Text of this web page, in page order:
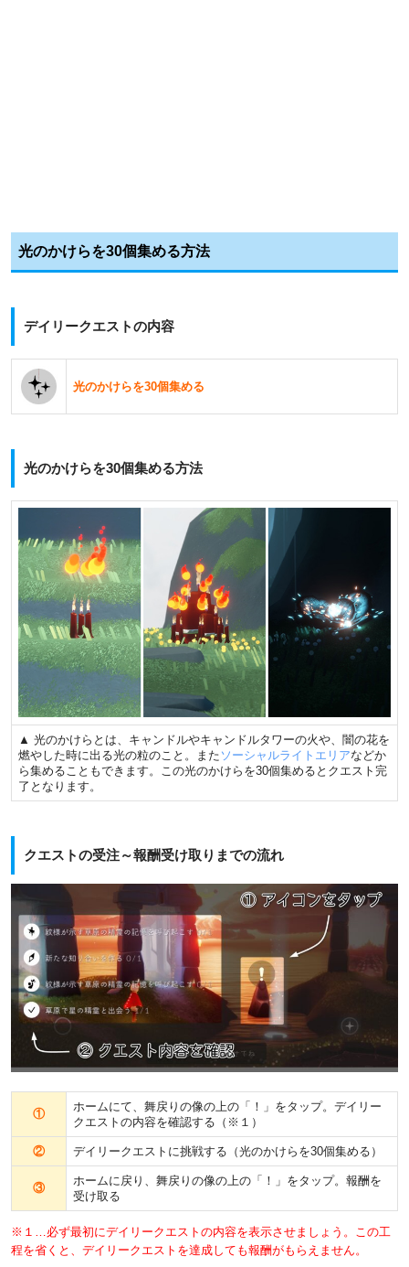
光のかけらを30個集める方法
デイリークエストの内容
光のかけらを30個集める
光のかけらを30個集める方法
▲ 光のかけらとは、キャンドルやキャンドルタワーの火や、闇の花を
燃やした時に出る光の粒のこと。また ソーシャルライトエリアなどか
ら集めることもできます。この光のかけらを30個集めるとクエスト完
了となります。
クエストの受注～報酬受け取りまでの流れ
①
ホームにて、舞戻りの像の上の「！」をタップ。デイリー
クエストの内容を確認する（※１）
② デイリークエストに挑戦する（光のかけらを30個集める）
③
ホームに戻り、舞戻りの像の上の「！」をタップ。報酬を
受け取る
※１…必ず最初にデイリークエストの内容を表示させましょう。この工
程を省くと、デイリークエストを達成しても報酬がもらえません。